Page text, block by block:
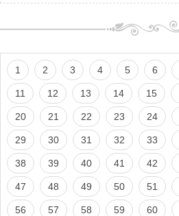
1 2 3 4 5 6
11 12 13 14 15
20 21 22 23 24
29 30 31 32 33
38 39 40 41 42
47 48 49 50 51
56 57 58 59 60